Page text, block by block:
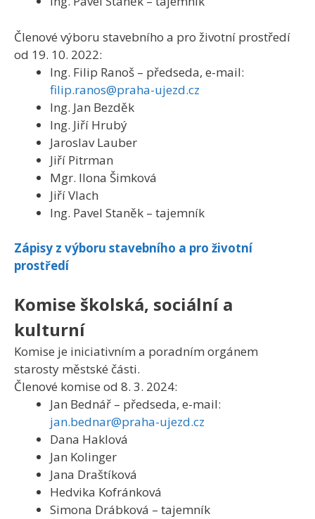
Členové výboru stavebního a pro životní prostředí
od 19. 10. 2022:
Ing. Filip Ranoš – předseda, e-mail:
filip.ranos@praha-ujezd.cz
Ing. Jan Bezděk
Ing. Jiří Hrubý
Jaroslav Lauber
Jiří Pitrman
Mgr. Ilona Šimková
Jiří Vlach
Ing. Pavel Staněk – tajemník
Zápisy z výboru stavebního a pro životní
prostředí
Komise školská, sociální a
kulturní
Komise je iniciativním a poradním orgánem
starosty městské části.
Členové komise od 8. 3. 2024:
Jan Bednář – předseda, e-mail:
jan.bednar@praha-ujezd.cz
Dana Haklová
Jan Kolinger
Jana Draštíková
Hedvika Kofránková
Simona Drábková – tajemník